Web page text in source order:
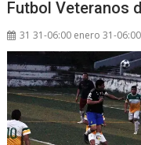
Futbol Veteranos
31 31-06:00 enero 31-